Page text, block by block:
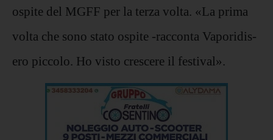
ospite del MGFF per la terza volta. «La prima
volta che sono stato ospite -racconta Vaporidis-
ero piccolo. Ho visto crescere il festival».